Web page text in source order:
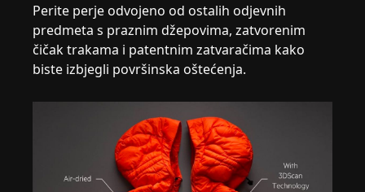
Perite perje odvojeno od ostalih odjevnih
predmeta s praznim džepovima, zatvorenim
čičak trakama i patentnim zatvaračima kako
biste izbjegli površinska oštećenja.